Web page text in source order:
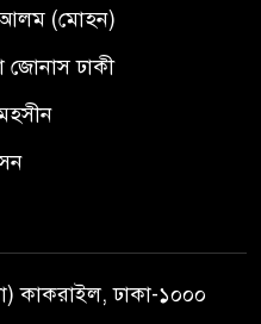
আলম (মোহন)
জোনাস ঢাকী
কাকরাইল, ঢাকা-১০০০